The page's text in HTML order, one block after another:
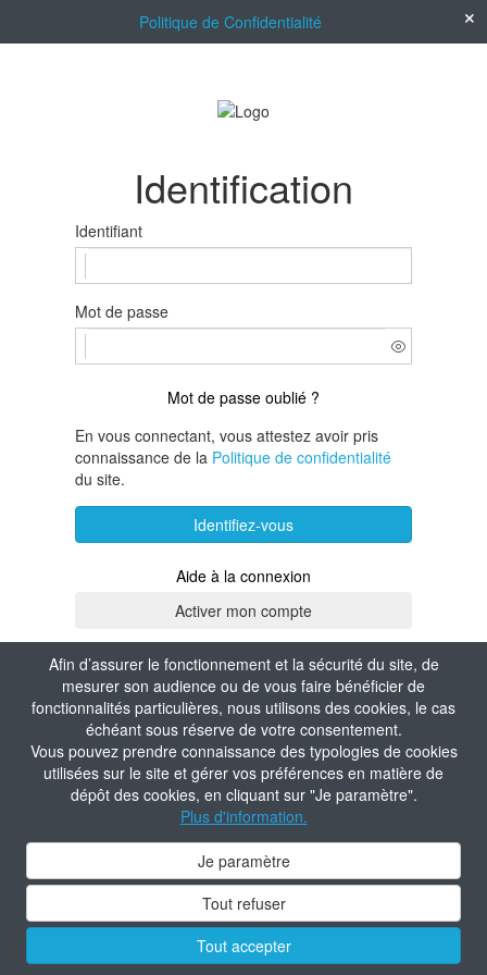
Afin d’assurer le fonctionnement et la sécurité du site, de
mesurer son audience ou de vous faire bénéficier de
fonctionnalités particulières, nous utilisons des cookies, le cas
échéant sous réserve de votre consentement.
Vous pouvez prendre connaissance des typologies de cookies
utilisées sur le site et gérer vos préférences en matière de
dépôt des cookies, en cliquant sur "Je paramètre".
Plus d'information.
Je paramètre
Tout refuser
Tout accepter
Politique de Confidentialité
Identification
Identifiant
Mot de passe
Mot de passe oublié ?
En vous connectant, vous attestez avoir pris
connaissance de la Politique de confidentialité
du site.
Identifiez-vous
Aide à la connexion